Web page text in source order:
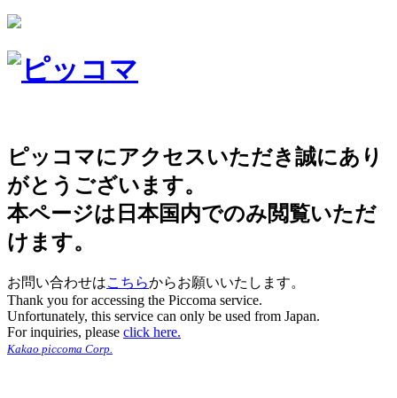
ピッコマにアクセスいただき誠にあり
がとうございます。
本ページは日本国内でのみ閲覧いただ
けます。
お問い合わせはこちらからお願いいたします。
Thank you for accessing the Piccoma service.
Unfortunately, this service can only be used from Japan.
For inquiries, please click here.
Kakao piccoma Corp.